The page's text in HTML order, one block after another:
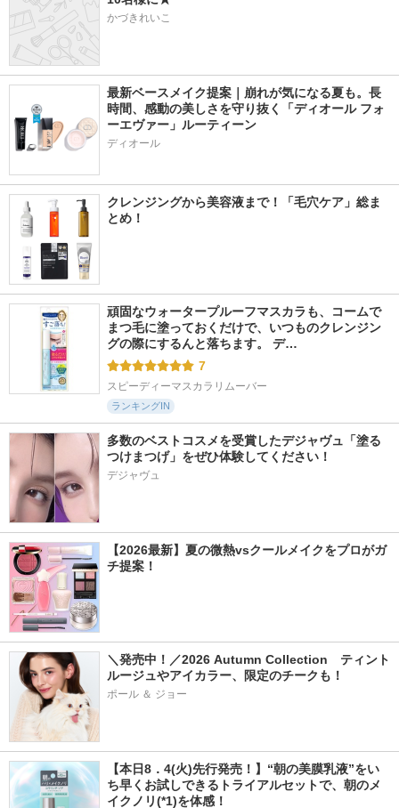
かづきれいこ
最新ベースメイク提案｜崩れが気になる夏も。長
時間、感動の美しさを守り抜く「ディオール フォ
ーエヴァー」ルーティーン
ディオール
クレンジングから美容液まで！「毛穴ケア」総ま
とめ！
頑固なウォータープルーフマスカラも、コームで
まつ毛に塗っておくだけで、いつものクレンジン
グの際にするんと落ちます。 デ…
7
スピーディーマスカラリムーバー
ランキングIN
多数のベストコスメを受賞したデジャヴュ「塗る
つけまつげ」をぜひ体験してください！
デジャヴュ
【2026最新】夏の微熱vsクールメイクをプロがガ
チ提案！
＼発売中！／2026 Autumn Collection　ティント
ルージュやアイカラー、限定のチークも！
ポール ＆ ジョー
【本日8．4(火)先行発売！】“朝の美膜乳液”をい
ち早くお試しできるトライアルセットで、朝のメ
イクノリ(*1)を体感！